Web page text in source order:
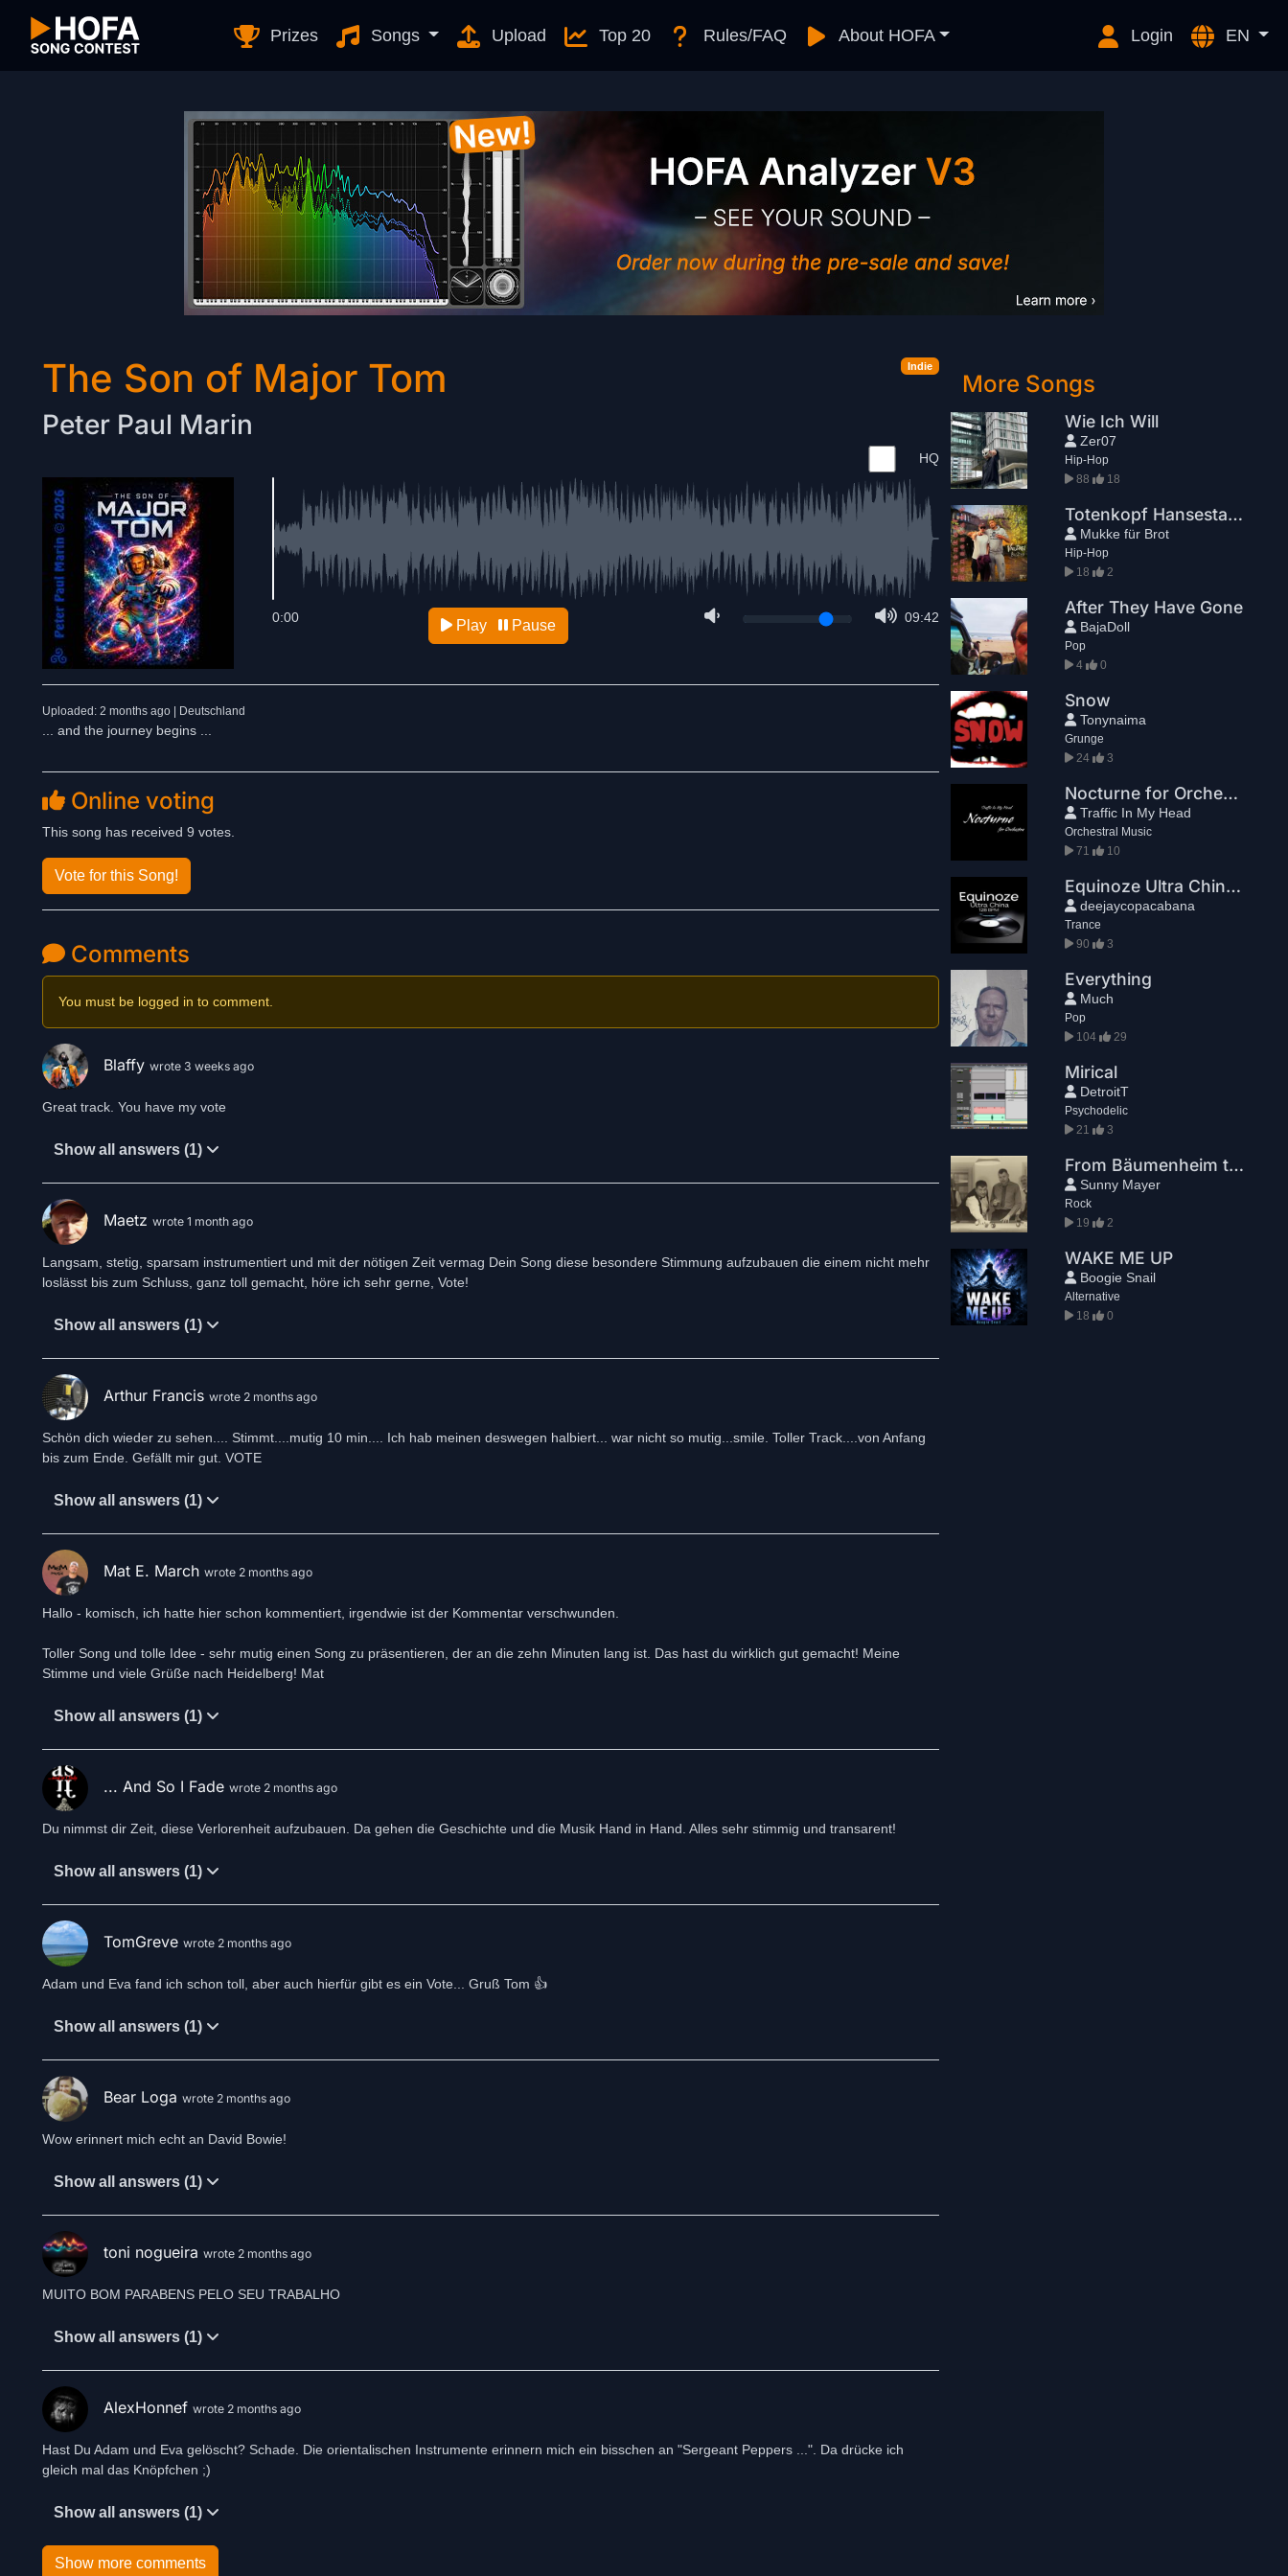
Prizes Songs Upload Top 20 Rules/FAQ About HOFA Login EN
Indie
The Son of Major Tom
Peter Paul Marin
HQ
09:42
0:00 Play Pause
Uploaded: 2 months ago | Deutschland
... and the journey begins ...
Online voting
This song has received 9 votes.
Vote for this Song!
Comments
You must be logged in to comment.
Blaffy wrote 3 weeks ago
Great track. You have my vote
Show all answers (1)
Maetz wrote 1 month ago
Langsam, stetig, sparsam instrumentiert und mit der nötigen Zeit vermag Dein Song diese besondere Stimmung aufzubauen die einem nicht mehr
loslässt bis zum Schluss, ganz toll gemacht, höre ich sehr gerne, Vote!
Show all answers (1)
Arthur Francis wrote 2 months ago
Schön dich wieder zu sehen.... Stimmt....mutig 10 min.... Ich hab meinen deswegen halbiert... war nicht so mutig...smile. Toller Track....von Anfang
bis zum Ende. Gefällt mir gut. VOTE
Show all answers (1)
Mat E. March wrote 2 months ago
Hallo - komisch, ich hatte hier schon kommentiert, irgendwie ist der Kommentar verschwunden.
Toller Song und tolle Idee - sehr mutig einen Song zu präsentieren, der an die zehn Minuten lang ist. Das hast du wirklich gut gemacht! Meine
Show all answers (1)
... And So I Fade wrote 2 months ago
Du nimmst dir Zeit, diese Verlorenheit aufzubauen. Da gehen die Geschichte und die Musik Hand in Hand. Alles sehr stimmig und transarent!
Show all answers (1)
TomGreve wrote 2 months ago
Adam und Eva fand ich schon toll, aber auch hierfür gibt es ein Vote... Gruß Tom 👍
Show all answers (1)
Bear Loga wrote 2 months ago
Wow erinnert mich echt an David Bowie!
Show all answers (1)
toni nogueira wrote 2 months ago
MUITO BOM PARABENS PELO SEU TRABALHO
Show all answers (1)
AlexHonnef wrote 2 months ago
Hast Du Adam und Eva gelöscht? Schade. Die orientalischen Instrumente erinnern mich ein bisschen an "Sergeant Peppers ...". Da drücke ich
gleich mal das Knöpfchen ;)
Show all answers (1)
Show more comments
More Songs
Wie Ich Will
Zer07
Hip-Hop
88
18
Totenkopf Hansestadt - VauDrei ft. Buzad
Mukke für Brot
Hip-Hop
18
2
After They Have Gone
BajaDoll
Pop
4
0
Snow
Tonynaima
Grunge
24
3
Nocturne for Orchestra (In Memory of Mom)
Traffic In My Head
Orchestral Music
71
10
Equinoze Ultra China 128 BPM
deejaycopacabana
Trance
90
3
Everything
Much
Pop
104
29
Mirical
DetroitT
Psychodelic
21
3
From Bäumenheim to San Francisco
Sunny Mayer
Rock
19
2
WAKE ME UP
Boogie Snail
Alternative
18
0